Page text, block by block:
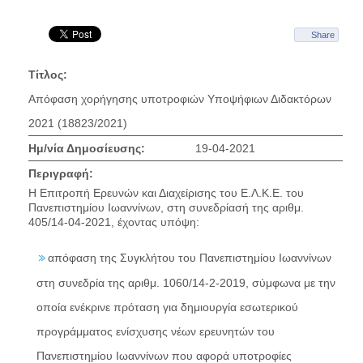
Share
Τίτλος:
Απόφαση χορήγησης υποτροφιών Υποψήφιων Διδακτόρων
2021 (18823/2021)
Ημ/νία Δημοσίευσης:
19-04-2021
Περιγραφή:
Η Επιτροπή Ερευνών και Διαχείρισης του Ε.Λ.Κ.Ε. του
Πανεπιστημίου Ιωαννίνων, στη συνεδρίασή της αριθμ.
405/14-04-2021, έχοντας υπόψη:
απόφαση της Συγκλήτου του Πανεπιστημίου Ιωαννίνων
στη συνεδρία της αριθμ. 1060/14-2-2019, σύμφωνα με την
οποία ενέκρινε πρόταση για δημιουργία εσωτερικού
προγράμματος ενίσχυσης νέων ερευνητών του
Πανεπιστημίου Ιωαννίνων που αφορά υποτροφίες